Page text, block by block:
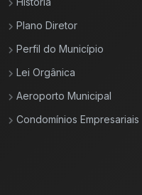
Plano Diretor
Perfil do Município
Lei Orgânica
Aeroporto Municipal
Condomínios Empresariais